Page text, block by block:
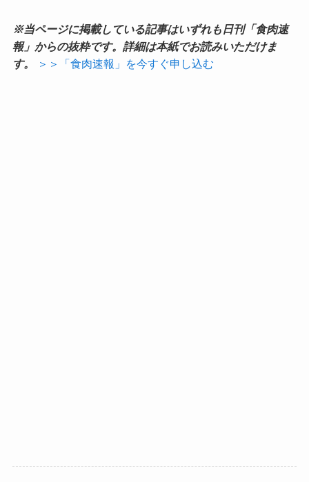
※当ページに掲載している記事はいずれも日刊「食肉速
報」からの抜粋です。詳細は本紙でお読みいただけま
す。
＞＞「食肉速報」を今すぐ申し込む